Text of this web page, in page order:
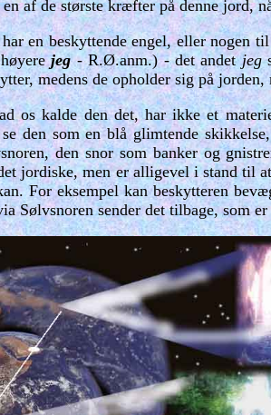
af de største kræfter på denne jord,
en beskyttende engel, eller nogen
jeg- R.Ø.anm.)-det andetjeg
medens de opholder sig på
os kalde den det, har ikke et
den som en blå glimtende
den snor som banker og
jordiske, men er alligevel i stand til
For eksempel kan beskytteren
Sølvsnoren sender det tilbage, som